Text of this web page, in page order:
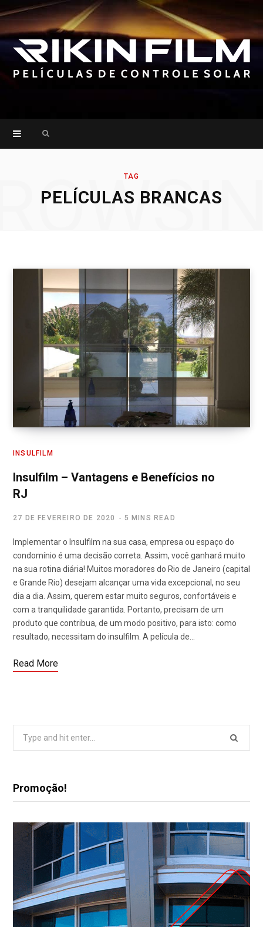
TAG
PELÍCULAS BRANCAS
INSULFILM
Insulfilm – Vantagens e Benefícios no
RJ
27 DE FEVEREIRO DE 2020 5 MINS READ
Implementar o Insulfilm na sua casa, empresa ou espaço do
condomínio é uma decisão correta. Assim, você ganhará muito
na sua rotina diária! Muitos moradores do Rio de Janeiro (capital
e Grande Rio) desejam alcançar uma vida excepcional, no seu
dia a dia. Assim, querem estar muito seguros, confortáveis e
com a tranquilidade garantida. Portanto, precisam de um
produto que contribua, de um modo positivo, para isto: como
resultado, necessitam do insulfilm. A película de…
Read More
Promoção!